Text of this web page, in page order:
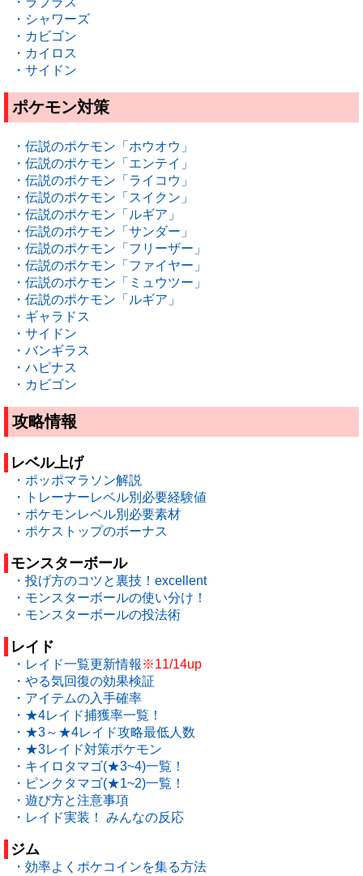
・シャワーズ
・カビゴン
・カイロス
・サイドン
ポケモン対策
・伝説のポケモン「ホウオウ」
・伝説のポケモン「エンテイ」
・伝説のポケモン「ライコウ」
・伝説のポケモン「スイクン」
・伝説のポケモン「ルギア」
・伝説のポケモン「サンダー」
・伝説のポケモン「フリーザー」
・伝説のポケモン「ファイヤー」
・伝説のポケモン「ミュウツー」
・伝説のポケモン「ルギア」
・ギャラドス
・サイドン
・バンギラス
・ハピナス
・カビゴン
攻略情報
レベル上げ
・ポッポマラソン解説
・トレーナーレベル別必要経験値
・ポケモンレベル別必要素材
・ポケストップのボーナス
モンスターボール
・投げ方のコツと裏技！excellent
・モンスターボールの使い分け！
・モンスターボールの投法術
レイド
・レイド一覧更新情報 ※11/14up
・やる気回復の効果検証
・アイテムの入手確率
・★4レイド捕獲率一覧！
・★3～★4レイド攻略最低人数
・★3レイド対策ポケモン
・キイロタマゴ(★3~4)一覧！
・ピンクタマゴ(★1~2)一覧！
・遊び方と注意事項
・レイド実装！ みんなの反応
ジム
・効率よくポケコインを集る方法